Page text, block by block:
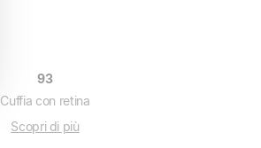
93
Cuffia con retina
Scopri di più